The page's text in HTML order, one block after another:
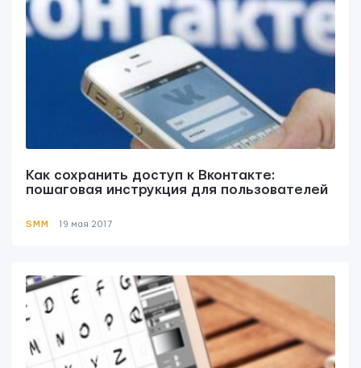
Как сохранить доступ к Вконтакте:
пошаговая инструкция для пользователей
SMM 19 мая 2017